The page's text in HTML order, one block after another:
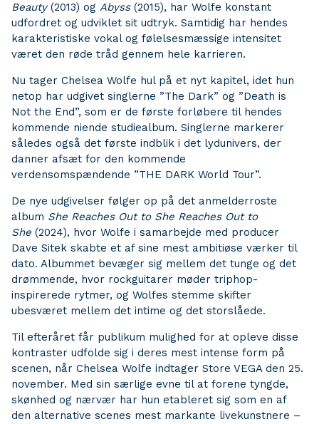
Beauty(2013) og Abyss(2015), har Wolfe konstant
udfordret og udviklet sit udtryk. Samtidig har hendes
karakteristiske vokal og følelsesmæssige intensitet
været den røde tråd gennem hele karrieren.
Nu tager Chelsea Wolfe hul på et nyt kapitel, idet hun
netop har udgivet singlerne ”The Dark” og ”Death is
Not the End”, som er de første forløbere til hendes
kommende niende studiealbum. Singlerne markerer
således også det første indblik i det lydunivers, der
danner afsæt for den kommende
verdensomspændende ”THE DARK World Tour”.
De nye udgivelser følger op på det anmelderroste
album She Reaches Out to She Reaches Out to
She (2024), hvor Wolfe i samarbejde med producer
Dave Sitek skabte et af sine mest ambitiøse værker til
dato. Albummet bevæger sig mellem det tunge og det
drømmende, hvor rockguitarer møder triphop-
inspirerede rytmer, og Wolfes stemme skifter
ubesværet mellem det intime og det storslåede.
Til efteråret får publikum mulighed for at opleve disse
kontraster udfolde sig i deres mest intense form på
scenen, når Chelsea Wolfe indtager Store VEGA den 25.
november. Med sin særlige evne til at forene tyngde,
skønhed og nærvær har hun etableret sig som en af
den alternative scenes mest markante livekunstnere –